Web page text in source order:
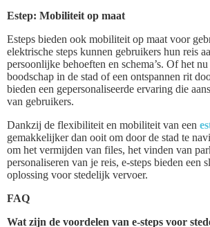
Estep: Mobiliteit op maat
Esteps bieden ook mobiliteit op maat voor
elektrische steps kunnen gebruikers hun reis
persoonlijke behoeften en schema’s. Of het
boodschap in de stad of een ontspannen rit
bieden een gepersonaliseerde ervaring die
van gebruikers.
Dankzij de flexibiliteit en mobiliteit van een
gemakkelijker dan ooit om door de stad te
om het vermijden van files, het vinden van
personaliseren van je reis, e-steps bieden een
oplossing voor stedelijk vervoer.
FAQ
Wat zijn de voordelen van e-steps voor